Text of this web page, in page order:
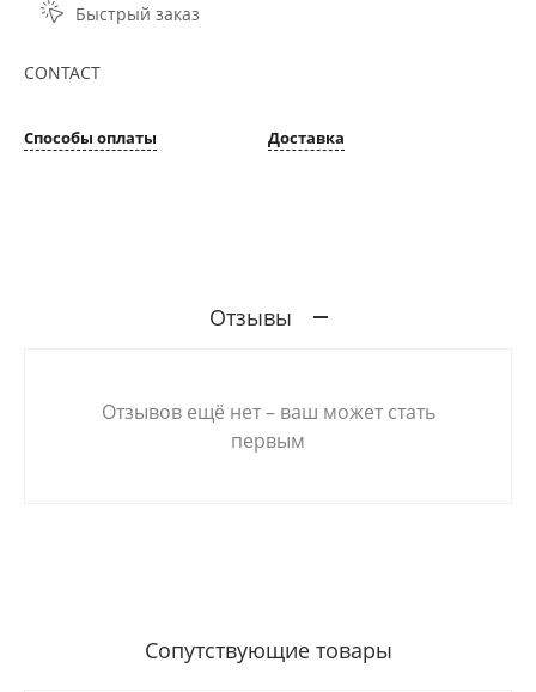
Быстрый заказ
CONTACT
Способы оплаты Доставка
Отзывы
Отзывов ещё нет – ваш может стать
первым
Сопутствующие товары